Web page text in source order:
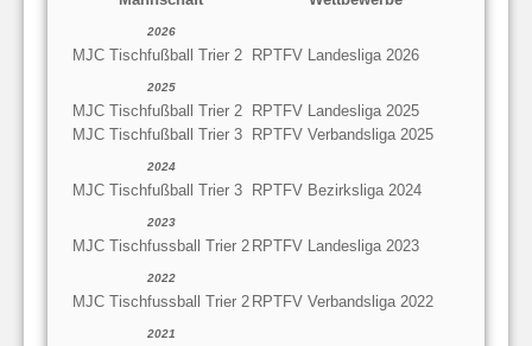
2026
MJC Tischfußball Trier 2 RPTFV Landesliga 2026
2025
MJC Tischfußball Trier 2 RPTFV Landesliga 2025
MJC Tischfußball Trier 3 RPTFV Verbandsliga 2025
2024
MJC Tischfußball Trier 3 RPTFV Bezirksliga 2024
2023
MJC Tischfussball Trier 2 RPTFV Landesliga 2023
2022
MJC Tischfussball Trier 2 RPTFV Verbandsliga 2022
2021